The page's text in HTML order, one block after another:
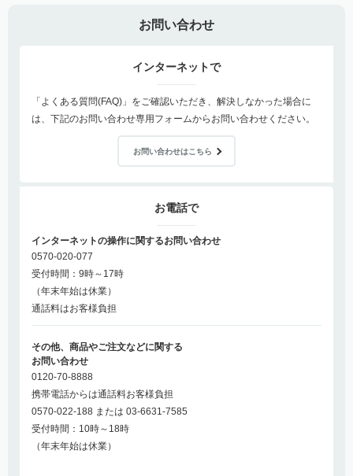
お問い合わせ
インターネットで
「よくある質問(FAQ)」をご確認いただき、解決しなかった場合に
は、下記のお問い合わせ専用フォームからお問い合わせください。
お問い合わせはこちら
お電話で
インターネットの操作に関するお問い合わせ
0570-020-077
受付時間：9時～17時
（年末年始は休業）
通話料はお客様負担
その他、商品やご注文などに関する
お問い合わせ
0120-70-8888
携帯電話からは通話料お客様負担
0570-022-188 または 03-6631-7585
受付時間：10時～18時
（年末年始は休業）